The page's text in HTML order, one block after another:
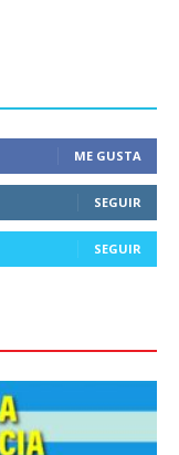
ME GUSTA
SEGUIR
SEGUIR